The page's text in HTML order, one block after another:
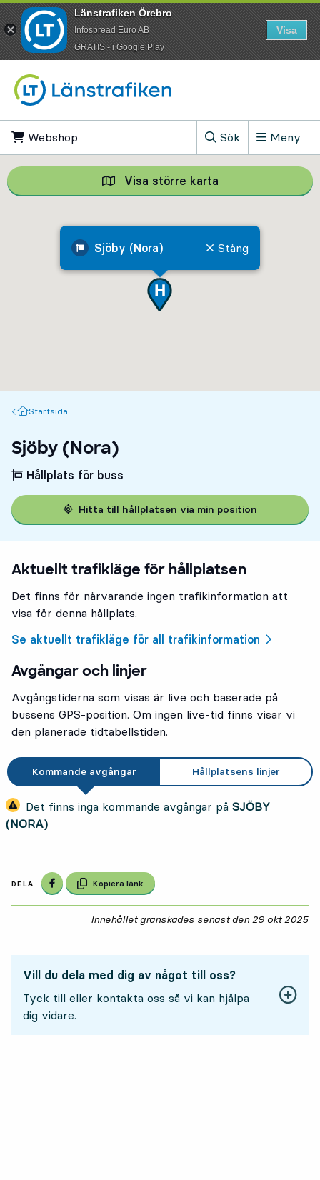
Webshop
Sök
, Visa sökfältet
Meny
Sjöby (Nora) Stäng
Visa större karta Visa större
Startsida
Startsida
Sjöby (Nora)
Hållplats för buss
Hitta till hållplatsen via min position
Aktuellt trafikläge för hållplatsen
Det finns för närvarande ingen trafikinformation att
visa för denna hållplats.
Se aktuellt trafikläge för all trafikinformation
Avgångar och linjer
Avgångstiderna som visas är live och baserade på
bussens GPS-position. Om ingen live-tid finns visar vi
den planerade tidtabellstiden.
Kommande avgångar Hållplatsens linjer
Det finns inga kommande avgångar på SJÖBY
(NORA)
DELA: Dela på Facebook
Kopiera länk
Innehållet granskades senast den 29 okt 2025
Vill du dela med dig av något till oss?
Tyck till eller kontakta oss så vi kan hjälpa
dig vidare.
Länstrafiken Örebro
Infospread Euro AB
​GRATIS - i Google Play
Visa